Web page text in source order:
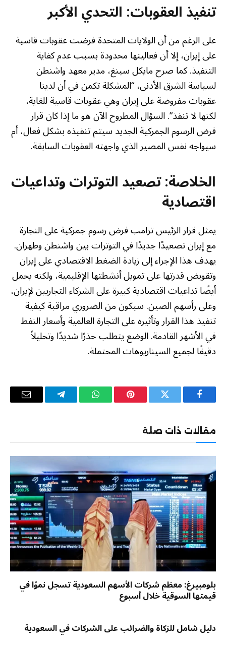
تنفيذ العقوبات: التحدي الأكبر
على الرغم من أن الولايات المتحدة فرضت عقوبات قاسية
على إيران، إلا أن فعاليتها محدودة بسبب عدم كفاية
التنفيذ. كما صرح مايكل سينغ، مدير معهد واشنطن
لسياسة الشرق الأدنى، “المشكلة تكمن في أن لدينا
عقوبات مفروضة على إيران وهي عقوبات قاسية للغاية،
لكنها لا تنفذ”. السؤال المطروح الآن هو ما إذا كان قرار
فرض الرسوم الجمركية الجديد سيتم تنفيذه بشكل فعال، أم
سيواجه نفس المصير الذي واجهته العقوبات السابقة.
الخلاصة: تصعيد التوترات وتداعيات
اقتصادية
يمثل قرار الرئيس ترامب فرض رسوم جمركية على التجارة
مع إيران تصعيدًا جديدًا في التوترات بين واشنطن وطهران.
يهدف هذا الإجراء إلى زيادة الضغط الاقتصادي على إيران
وتقويض قدرتها على تمويل أنشطتها الإقليمية، ولكنه يحمل
أيضًا تداعيات اقتصادية كبيرة على الشركاء التجاريين لإيران،
وعلى رأسهم الصين. سيكون من الضروري مراقبة كيفية
تنفيذ هذا القرار وتأثيره على التجارة العالمية وأسعار النفط
في الأشهر القادمة. الوضع يتطلب حذرًا شديدًا وتحليلاً
دقيقًا لجميع السيناريوهات المحتملة.
فيسبوك تويتر بينتيريستواتساب تيلقرام
البريد
مقالات ذات صلة
بلومبيرغ: معظم شركات الأسهم السعودية تسجل نموًا في
قيمتها السوقية خلال أسبوع
دليل شامل للزكاة والضرائب على الشركات في السعودية